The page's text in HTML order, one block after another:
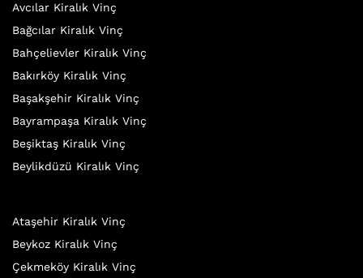
Avcılar Kiralık Vinç
Bağcılar Kiralık Vinç
Bahçelievler Kiralık Vinç
Bakırköy Kiralık Vinç
Başakşehir Kiralık Vinç
Bayrampaşa Kiralık Vinç
Beşiktaş Kiralık Vinç
Beylikdüzü Kiralık Vinç
Ataşehir Kiralık Vinç
Beykoz Kiralık Vinç
Çekmeköy Kiralık Vinç